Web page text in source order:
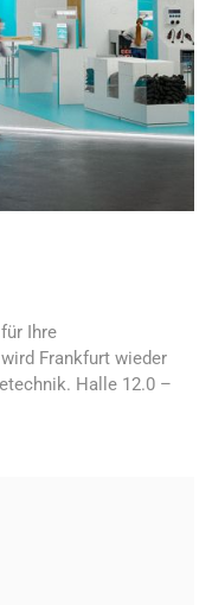
Ihre
Frankfurt wieder
Halle 12.0 –